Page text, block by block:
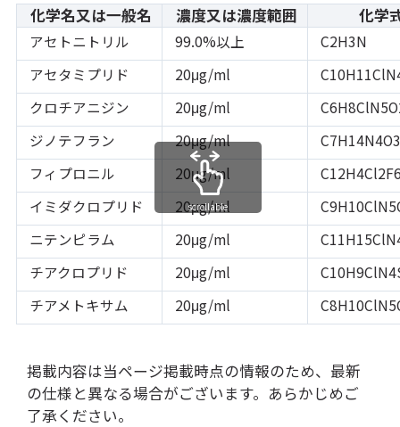
化学名又は一般名 濃度又は濃度範囲 化学
アセトニトリル 99.0%以上
C2H3N
アセタミプリド
20μg/ml
クロチアニジン
20μg/ml
ジノテフラン
20μg/ml
フィプロニル
20μg/ml
イミダクロプリド
20μg/ml
ニテンピラム
20μg/ml
チアクロプリド
20μg/ml
チアメトキサム
20μg/ml
scrollable
掲載内容は当ページ掲載時点の情報のため、最新
の仕様と異なる場合がございます。あらかじめご
了承ください。